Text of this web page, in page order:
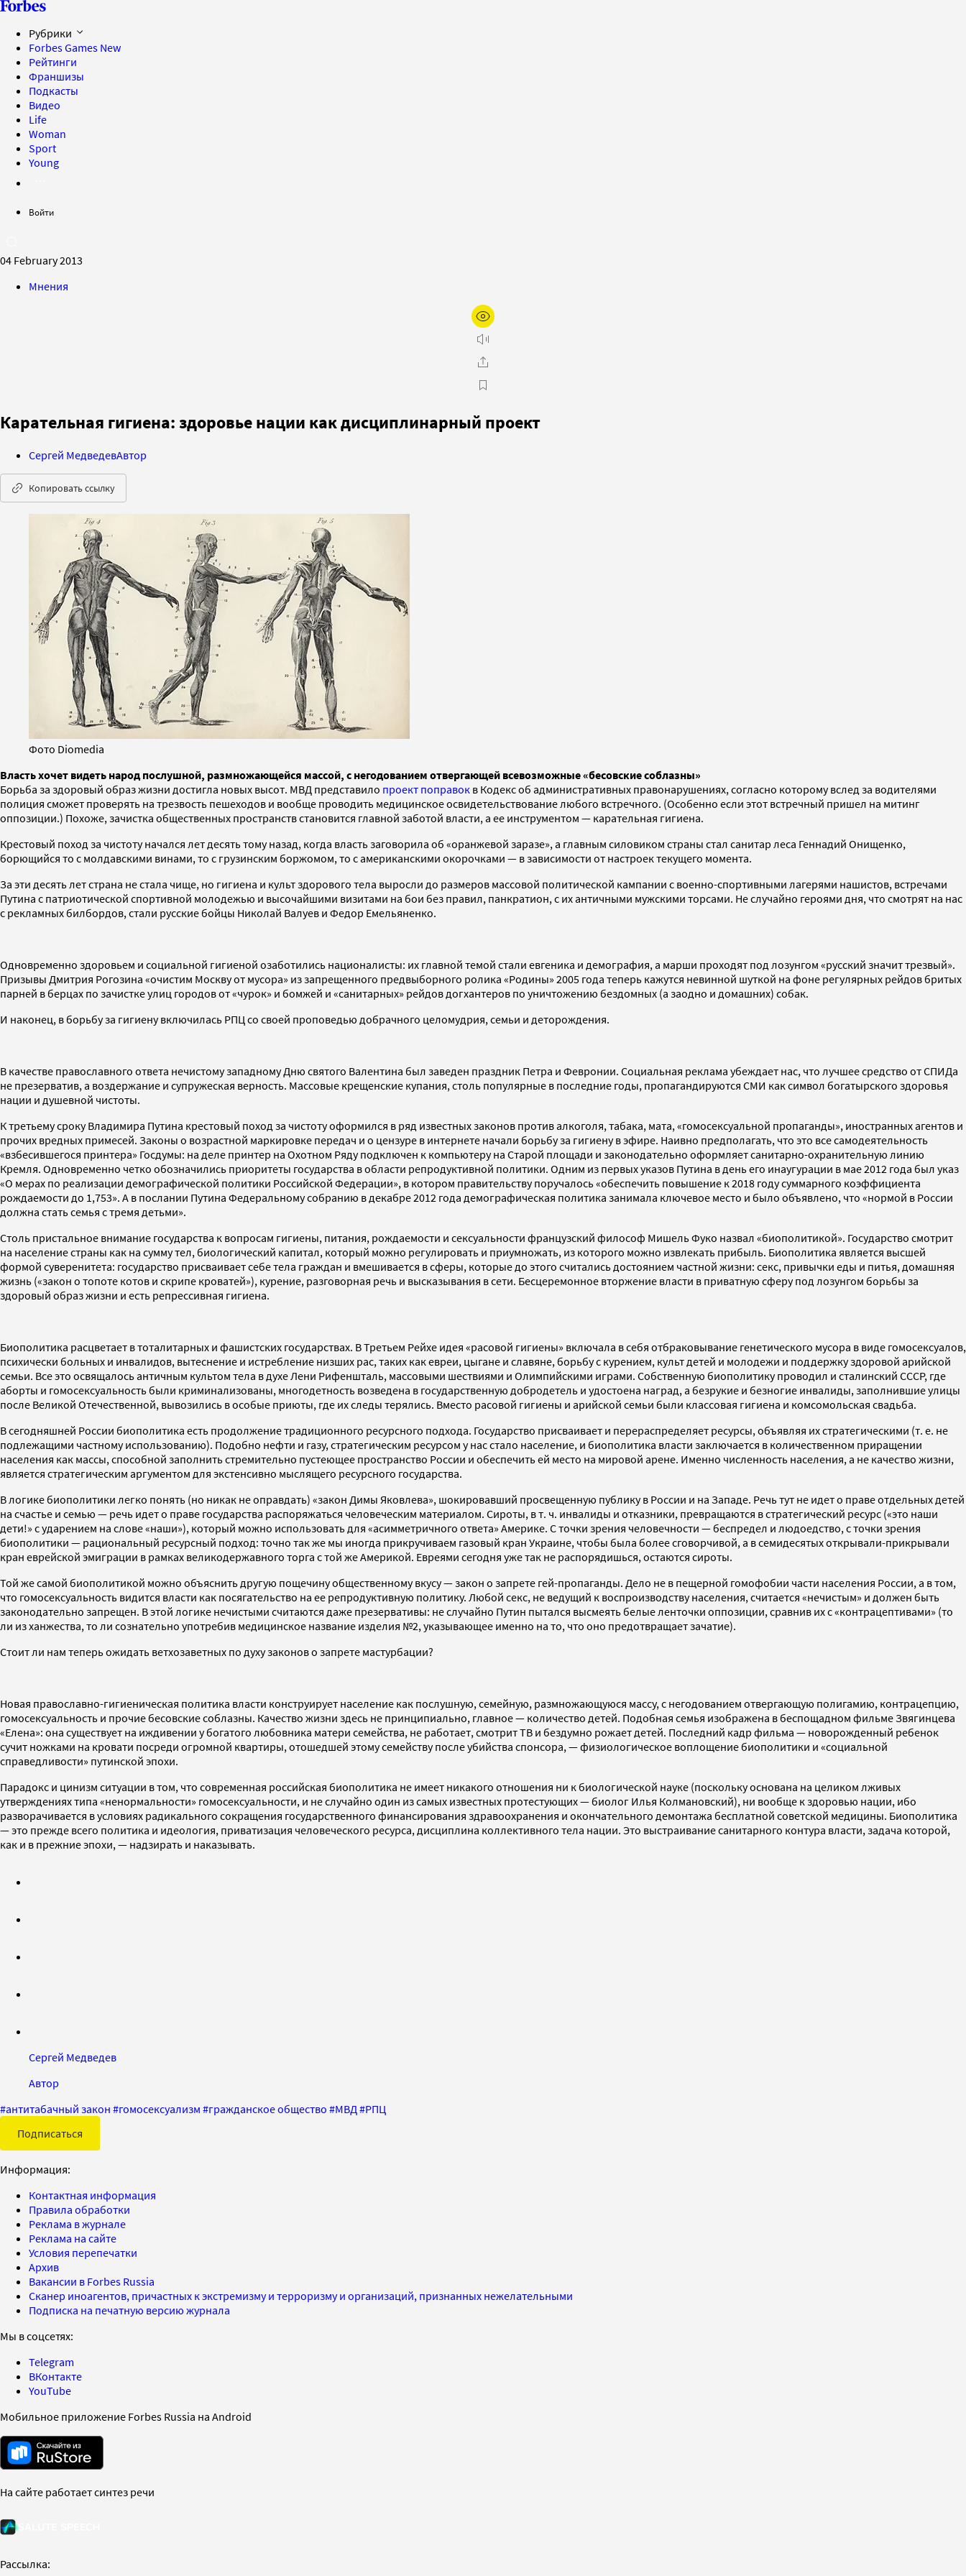
Рубрики
Forbes Games New
Рейтинги
Франшизы
Подкасты
Видео
Life
Woman
Sport
Young
Войти
04 February 2013
Мнения
Карательная гигиена: здоровье нации как дисциплинарный проект
Сергей МедведевАвтор
Копировать ссылку
Фото Diomedia
Власть хочет видеть народ послушной, размножающейся массой, с негодованием отвергающей всевозможные «бесовские соблазны»
Борьба за здоровый образ жизни достигла новых высот. МВД представило проект поправок в Кодекс об административных правонарушениях, согласно которому вслед за водителями
полиция сможет проверять на трезвость пешеходов и вообще проводить медицинское освидетельствование любого встречного. (Особенно если этот встречный пришел на митинг
оппозиции.) Похоже, зачистка общественных пространств становится главной заботой власти, а ее инструментом — карательная гигиена.
Крестовый поход за чистоту начался лет десять тому назад, когда власть заговорила об «оранжевой заразе», а главным силовиком страны стал санитар леса Геннадий Онищенко,
борющийся то с молдавскими винами, то с грузинским боржомом, то с американскими окорочками — в зависимости от настроек текущего момента.
За эти десять лет страна не стала чище, но гигиена и культ здорового тела выросли до размеров массовой политической кампании с военно-спортивными лагерями нашистов, встречами
Путина с патриотической спортивной молодежью и высочайшими визитами на бои без правил, панкратион, с их античными мужскими торсами. Не случайно героями дня, что смотрят на нас
с рекламных билбордов, стали русские бойцы Николай Валуев и Федор Емельяненко.
Одновременно здоровьем и социальной гигиеной озаботились националисты: их главной темой стали евгеника и демография, а марши проходят под лозунгом «русский значит трезвый».
Призывы Дмитрия Рогозина «очистим Москву от мусора» из запрещенного предвыборного ролика «Родины» 2005 года теперь кажутся невинной шуткой на фоне регулярных рейдов бритых
парней в берцах по зачистке улиц городов от «чурок» и бомжей и «санитарных» рейдов догхантеров по уничтожению бездомных (а заодно и домашних) собак.
И наконец, в борьбу за гигиену включилась РПЦ со своей проповедью добрачного целомудрия, семьи и деторождения.
В качестве православного ответа нечистому западному Дню святого Валентина был заведен праздник Петра и Февронии. Социальная реклама убеждает нас, что лучшее средство от СПИДа
не презерватив, а воздержание и супружеская верность. Массовые крещенские купания, столь популярные в последние годы, пропагандируются СМИ как символ богатырского здоровья
нации и душевной чистоты.
К третьему сроку Владимира Путина крестовый поход за чистоту оформился в ряд известных законов против алкоголя, табака, мата, «гомосексуальной пропаганды», иностранных агентов и
прочих вредных примесей. Законы о возрастной маркировке передач и о цензуре в интернете начали борьбу за гигиену в эфире. Наивно предполагать, что это все самодеятельность
«взбесившегося принтера» Госдумы: на деле принтер на Охотном Ряду подключен к компьютеру на Старой площади и законодательно оформляет санитарно-охранительную линию
Кремля. Одновременно четко обозначились приоритеты государства в области репродуктивной политики. Одним из первых указов Путина в день его инаугурации в мае 2012 года был указ
«О мерах по реализации демографической политики Российской Федерации», в котором правительству поручалось «обеспечить повышение к 2018 году суммарного коэффициента
рождаемости до 1,753». А в послании Путина Федеральному собранию в декабре 2012 года демографическая политика занимала ключевое место и было объявлено, что «нормой в России
должна стать семья с тремя детьми».
Столь пристальное внимание государства к вопросам гигиены, питания, рождаемости и сексуальности французский философ Мишель Фуко назвал «биополитикой». Государство смотрит
на население страны как на сумму тел, биологический капитал, который можно регулировать и приумножать, из которого можно извлекать прибыль. Биополитика является высшей
формой суверенитета: государство присваивает себе тела граждан и вмешивается в сферы, которые до этого считались достоянием частной жизни: секс, привычки еды и питья, домашняя
жизнь («закон о топоте котов и скрипе кроватей»), курение, разговорная речь и высказывания в сети. Бесцеремонное вторжение власти в приватную сферу под лозунгом борьбы за
здоровый образ жизни и есть репрессивная гигиена.
Биополитика расцветает в тоталитарных и фашистских государствах. В Третьем Рейхе идея «расовой гигиены» включала в себя отбраковывание генетического мусора в виде гомосексуалов,
психически больных и инвалидов, вытеснение и истребление низших рас, таких как евреи, цыгане и славяне, борьбу с курением, культ детей и молодежи и поддержку здоровой арийской
семьи. Все это освящалось античным культом тела в духе Лени Рифеншталь, массовыми шествиями и Олимпийскими играми. Собственную биополитику проводил и сталинский СССР, где
аборты и гомосексуальность были криминализованы, многодетность возведена в государственную добродетель и удостоена наград, а безрукие и безногие инвалиды, заполнившие улицы
после Великой Отечественной, вывозились в особые приюты, где их следы терялись. Вместо расовой гигиены и арийской семьи были классовая гигиена и комсомольская свадьба.
В сегодняшней России биополитика есть продолжение традиционного ресурсного подхода. Государство присваивает и перераспределяет ресурсы, объявляя их стратегическими (т. е. не
подлежащими частному использованию). Подобно нефти и газу, стратегическим ресурсом у нас стало население, и биополитика власти заключается в количественном приращении
населения как массы, способной заполнить стремительно пустеющее пространство России и обеспечить ей место на мировой арене. Именно численность населения, а не качество жизни,
является стратегическим аргументом для экстенсивно мыслящего ресурсного государства.
В логике биополитики легко понять (но никак не оправдать) «закон Димы Яковлева», шокировавший просвещенную публику в России и на Западе. Речь тут не идет о праве отдельных детей
на счастье и семью — речь идет о праве государства распоряжаться человеческим материалом. Сироты, в т. ч. инвалиды и отказники, превращаются в стратегический ресурс («это наши
дети!» с ударением на слове «наши»), который можно использовать для «асимметричного ответа» Америке. С точки зрения человечности — беспредел и людоедство, с точки зрения
биополитики — рациональный ресурсный подход: точно так же мы иногда прикручиваем газовый кран Украине, чтобы была более сговорчивой, а в семидесятых открывали-прикрывали
кран еврейской эмиграции в рамках великодержавного торга с той же Америкой. Евреями сегодня уже так не распорядишься, остаются сироты.
Той же самой биополитикой можно объяснить другую пощечину общественному вкусу — закон о запрете гей-пропаганды. Дело не в пещерной гомофобии части населения России, а в том,
что гомосексуальность видится власти как посягательство на ее репродуктивную политику. Любой секс, не ведущий к воспроизводству населения, считается «нечистым» и должен быть
законодательно запрещен. В этой логике нечистыми считаются даже презервативы: не случайно Путин пытался высмеять белые ленточки оппозиции, сравнив их с «контрацептивами» (то
ли из ханжества, то ли сознательно употребив медицинское название изделия №2, указывающее именно на то, что оно предотвращает зачатие).
Стоит ли нам теперь ожидать ветхозаветных по духу законов о запрете мастурбации?
Новая православно-гигиеническая политика власти конструирует население как послушную, семейную, размножающуюся массу, с негодованием отвергающую полигамию, контрацепцию,
гомосексуальность и прочие бесовские соблазны. Качество жизни здесь не принципиально, главное — количество детей. Подобная семья изображена в беспощадном фильме Звягинцева
«Елена»: она существует на иждивении у богатого любовника матери семейства, не работает, смотрит ТВ и бездумно рожает детей. Последний кадр фильма — новорожденный ребенок
сучит ножками на кровати посреди огромной квартиры, отошедшей этому семейству после убийства спонсора, — физиологическое воплощение биополитики и «социальной
справедливости» путинской эпохи.
Парадокс и цинизм ситуации в том, что современная российская биополитика не имеет никакого отношения ни к биологической науке (поскольку основана на целиком лживых
утверждениях типа «ненормальности» гомосексуальности, и не случайно один из самых известных протестующих — биолог Илья Колмановский), ни вообще к здоровью нации, ибо
разворачивается в условиях радикального сокращения государственного финансирования здравоохранения и окончательного демонтажа бесплатной советской медицины. Биополитика
— это прежде всего политика и идеология, приватизация человеческого ресурса, дисциплина коллективного тела нации. Это выстраивание санитарного контура власти, задача которой,
как и в прежние эпохи, — надзирать и наказывать.
Сергей Медведев
Автор
#антитабачный закон #гомосексуализм #гражданское общество #МВД #РПЦ
Подписаться
Информация:
Контактная информация
Правила обработки
Реклама в журнале
Реклама на сайте
Условия перепечатки
Архив
Вакансии в Forbes Russia
Сканер иноагентов, причастных к экстремизму и терроризму и организаций, признанных нежелательными
Подписка на печатную версию журнала
Мы в соцсетях:
Telegram
ВКонтакте
YouTube
Мобильное приложение Forbes Russia на Android
На сайте работает синтез речи
Рассылка: